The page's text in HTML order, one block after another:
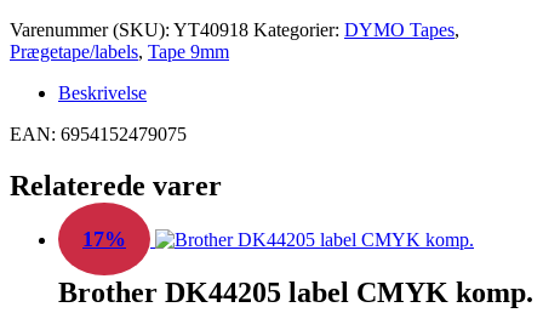
Varenummer (SKU): YT40918 Kategorier: DYMO Tapes,
Prægetape/labels, Tape 9mm
Beskrivelse
EAN: 6954152479075
Relaterede varer
17%
Brother DK44205 label CMYK komp.